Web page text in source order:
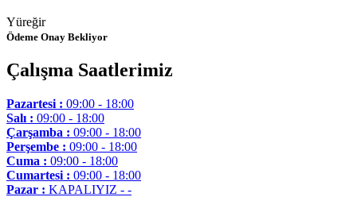
Yüreğir
Ödeme Onay Bekliyor
Çalışma Saatlerimiz
Pazartesi : 09:00 - 18:00
Salı : 09:00 - 18:00
Çarşamba : 09:00 - 18:00
Perşembe : 09:00 - 18:00
Cuma : 09:00 - 18:00
Cumartesi : 09:00 - 18:00
Pazar : KAPALIYIZ - -